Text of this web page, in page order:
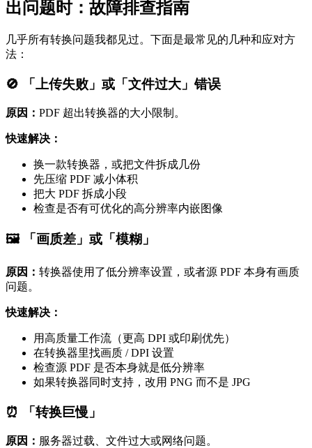
出问题时：故障排查指南
几乎所有转换问题我都见过。下面是最常见的几种和应对方
法：
🚫 「上传失败」或「文件过大」错误
原因： PDF 超出转换器的大小限制。
快速解决：
换一款转换器，或把文件拆成几份
先压缩 PDF 减小体积
把大 PDF 拆成小段
检查是否有可优化的高分辨率内嵌图像
🖼️ 「画质差」或「模糊」
原因： 转换器使用了低分辨率设置，或者源 PDF 本身有画质
问题。
快速解决：
用高质量工作流（更高 DPI 或印刷优先）
在转换器里找画质 / DPI 设置
检查源 PDF 是否本身就是低分辨率
如果转换器同时支持，改用 PNG 而不是 JPG
⏰ 「转换巨慢」
原因： 服务器过载、文件过大或网络问题。